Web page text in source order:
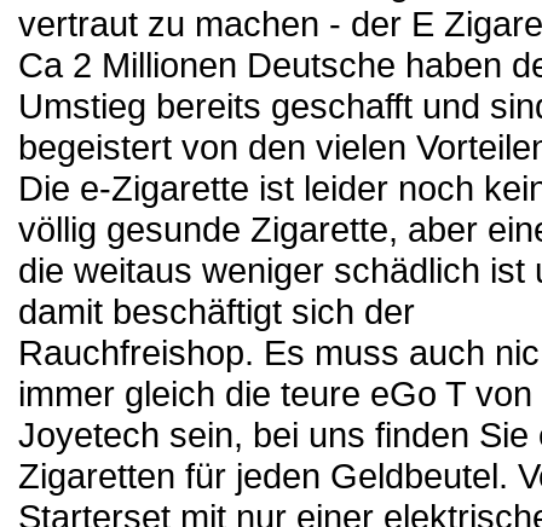
vertraut zu machen - der E
Ca 2 Millionen Deutsche haben
Umstieg bereits geschafft und
begeistert von den vielen
Die e-Zigarette ist leider noch
völlig gesunde Zigarette, aber
die weitaus weniger schädlich ist
damit beschäftigt sich der
Rauchfreishop. Es muss auch
immer gleich die teure eGo T von
Joyetech sein, bei uns finden Sie
Zigaretten für jeden Geldbeutel.
Starterset mit nur einer